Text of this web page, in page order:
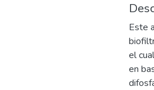
Este
el
en